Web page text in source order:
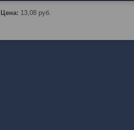
Цена: 13,08 руб.